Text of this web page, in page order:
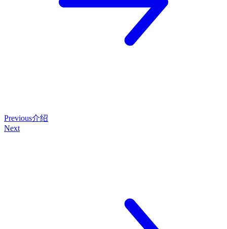
Previous介绍
Next